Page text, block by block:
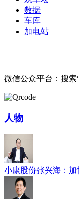
数据
车库
加电站
微信公众平台：搜索
人物
小康股份张兴海：